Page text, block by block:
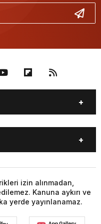
SANAT
SANAT
izin alınmadan,
Kanuna aykırı ve
yerde yayınlanamaz.